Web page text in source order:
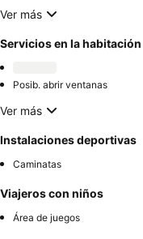
Ver más
Servicios en la habitación
Posib. abrir ventanas
Ver más
Instalaciones deportivas
Caminatas
Viajeros con niños
Área de juegos